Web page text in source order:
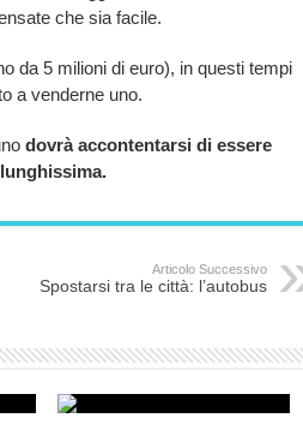
che sia facile.
da 5 milioni di euro), in questi tempi
a venderne uno.
dovrà accontentarsi di essere
Articolo Successivo
Spostarsi tra le città: l’autobus